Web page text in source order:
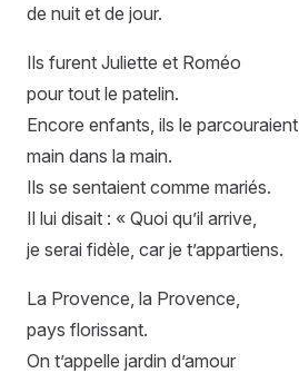
de nuit et de jour.
Ils furent Juliette et Roméo
pour tout le patelin.
Encore enfants, ils le parcouraient
main dans la main.
Ils se sentaient comme mariés.
Il lui disait : « Quoi qu’il arrive,
je serai fidèle, car je t’appartiens.
La Provence, la Provence,
pays florissant.
On t’appelle jardin d’amour